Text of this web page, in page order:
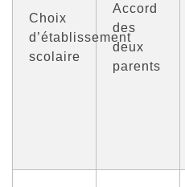
Choix
d’établissement
scolaire
Accord
des
deux
parents